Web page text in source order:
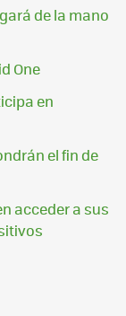
de la mano
One
en
el fin de
acceder a sus